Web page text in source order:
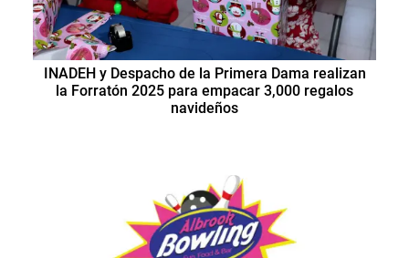
INADEH y Despacho de la Primera Dama realizan
la Forratón 2025 para empacar 3,000 regalos
navideños